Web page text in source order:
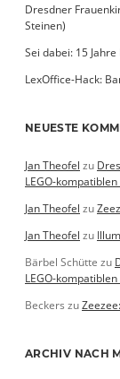
Dresdner
Steinen)
Sei dabei: 15
LexOffice-Hack:
NEUESTE
Jan Theofel zu
LEGO-
Jan Theofel zu
Jan Theofel zu
Bärbel Schütte zu
LEGO-
Beckers zu
ARCHIV NACH